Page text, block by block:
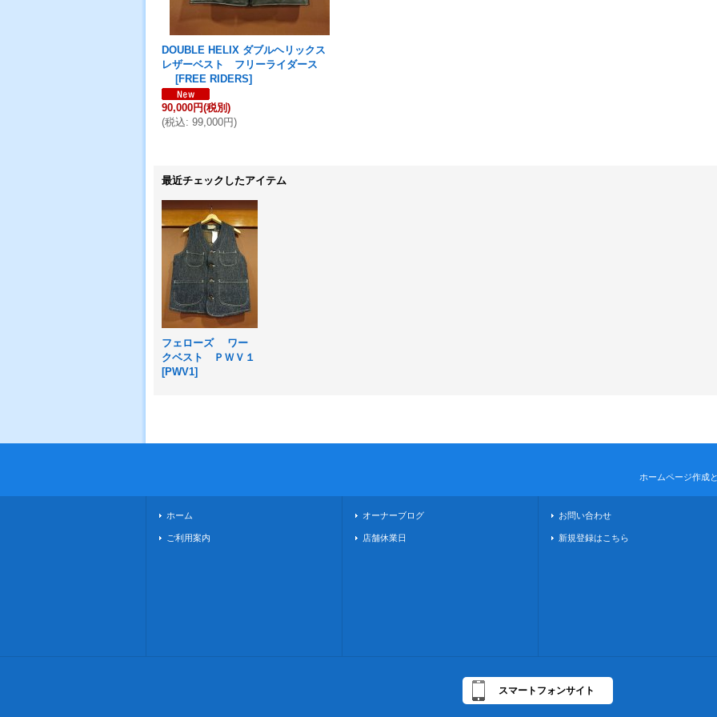
DOUBLE HELIX ダブルヘリックス
レザーベスト フリーライダース
[FREE RIDERS]
90,000円(税別)
(税込: 99,000円)
最近チェックしたアイテム
フェローズ ワー
クベスト ＰＷＶ１
[PWV1]
ホームページ作成
ホーム
ご利用案内
オーナーブログ
店舗休業日
お問い合わせ
新規登録はこちら
スマートフォンサイト